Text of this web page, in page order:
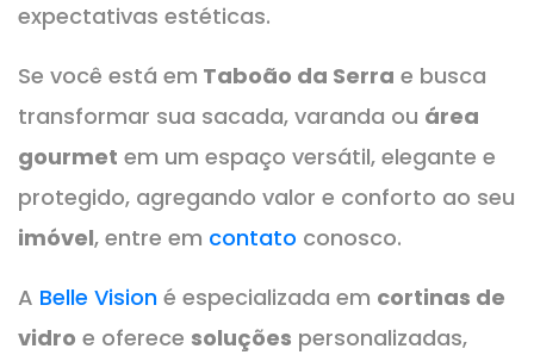
expectativas estéticas.
Se você está em Taboão da Serra e busca
transformar sua sacada, varanda ou área
gourmet em um espaço versátil, elegante e
protegido, agregando valor e conforto ao seu
imóvel, entre em contato conosco.
A Belle Vision é especializada em cortinas de
vidro e oferece soluções personalizadas,